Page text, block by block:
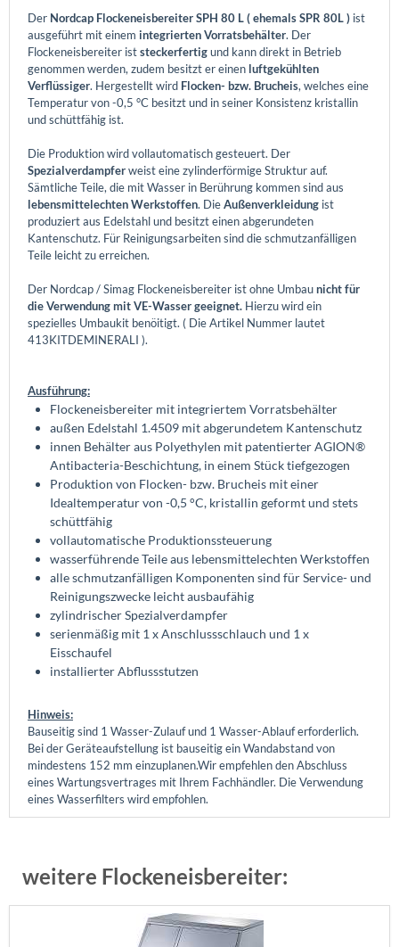
Der Nordcap Flockeneisbereiter SPH 80 L ( ehemals SPR 80L ) ist
ausgeführt mit einem integrierten Vorratsbehälter. Der
Flockeneisbereiter iststeckerfertigund kann direkt in Betrieb
genommen werden, zudem besitzt er einen luftgekühlten
Verflüssiger. Hergestellt wird Flocken- bzw. Brucheis, welches eine
Temperatur von -0,5 °C besitzt und in seiner Konsistenz kristallin
und schüttfähig ist.
Die Produktion wird vollautomatisch gesteuert. Der
Spezialverdampferweist eine zylinderförmige Struktur auf.
Sämtliche Teile, die mit Wasser in Berührung kommen sind aus
lebensmittelechten Werkstoffen. DieAußenverkleidung ist
produziert aus Edelstahl und besitzt einen abgerundeten
Kantenschutz. Für Reinigungsarbeiten sind die schmutzanfälligen
Teile leicht zu erreichen.
Der Nordcap / Simag Flockeneisbereiter ist ohne Umbaunicht für
die Verwendung mit VE-Wasser geeignet. Hierzu wird ein
spezielles Umbaukit benöitigt. ( Die Artikel Nummer lautet
413KITDEMINERALI ).
Ausführung:
Flockeneisbereiter mit integriertem Vorratsbehälter
außen Edelstahl 1.4509 mit abgerundetem Kantenschutz
innen Behälter aus Polyethylen mit patentierter AGION®
Antibacteria-Beschichtung, in einem Stück tiefgezogen
Produktion von Flocken- bzw. Brucheis mit einer
Idealtemperatur von -0,5 °C, kristallin geformt und stets
schüttfähig
vollautomatische Produktionssteuerung
wasserführende Teile aus lebensmittelechten Werkstoffen
alle schmutzanfälligen Komponenten sind für Service- und
Reinigungszwecke leicht ausbaufähig
zylindrischer Spezialverdampfer
serienmäßig mit 1 x Anschlussschlauch und 1 x
Eisschaufel
installierter Abflussstutzen
Hinweis:
Bauseitig sind 1 Wasser-Zulauf und 1 Wasser-Ablauf erforderlich.
Bei der Geräteaufstellung ist bauseitig ein Wandabstand von
mindestens 152 mm einzuplanen.Wir empfehlen den Abschluss
eines Wartungsvertrages mit Ihrem Fachhändler. Die Verwendung
eines Wasserfilters wird empfohlen.
weitere Flockeneisbereiter: